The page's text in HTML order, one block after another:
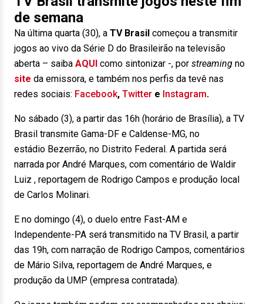
de semana
Na última quarta (30), a TV Brasil começou a transmitir
jogos ao vivo da Série D do Brasileirão na televisão
aberta – saiba AQUI como sintonizar -, por streaming no
site da emissora, e também nos perfis da tevê nas
redes sociais: Facebook, Twitter e Instagram.
No sábado (3), a partir das 16h (horário de Brasília), a TV
Brasil transmite Gama-DF e Caldense-MG, no
estádio Bezerrão, no Distrito Federal. A partida será
narrada por André Marques, com comentário de Waldir
Luiz , reportagem de Rodrigo Campos e produção local
de Carlos Molinari.
E no domingo (4), o duelo entre Fast-AM e
Independente-PA será transmitido na TV Brasil, a partir
das 19h, com narração de Rodrigo Campos, comentários
de Mário Silva, reportagem de André Marques, e
produção da UMP (empresa contratada).